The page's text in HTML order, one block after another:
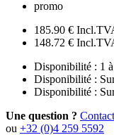
promo
185.90 €
148.72 €
Disponibilité : 1
Disponibilité :
Disponibilité :
Une question ?
ou +32 (0)4 259 5592